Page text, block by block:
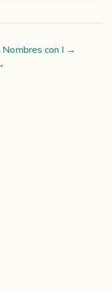
Nombres con I →